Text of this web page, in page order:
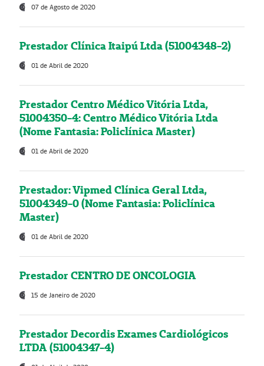
07 de Agosto de 2020
Prestador Clínica Itaipú Ltda (51004348-2)
01 de Abril de 2020
Prestador Centro Médico Vitória Ltda,
51004350-4: Centro Médico Vitória Ltda
(Nome Fantasia: Policlínica Master)
01 de Abril de 2020
Prestador: Vipmed Clínica Geral Ltda,
51004349-0 (Nome Fantasia: Policlínica
Master)
01 de Abril de 2020
Prestador CENTRO DE ONCOLOGIA
15 de Janeiro de 2020
Prestador Decordis Exames Cardiológicos
LTDA (51004347-4)